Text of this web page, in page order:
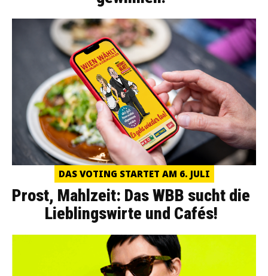
DAS VOTING STARTET AM 6. JULI
Prost, Mahlzeit: Das WBB sucht die
Lieblingswirte und Cafés!